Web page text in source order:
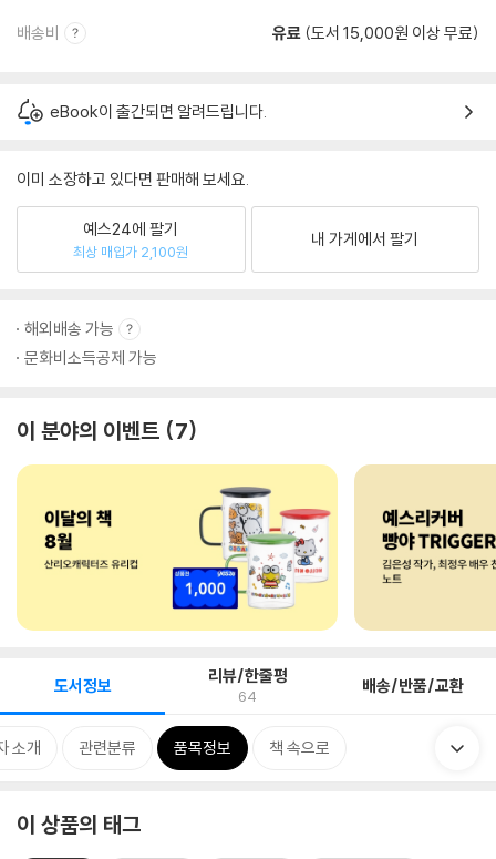
배송비 유료 (도서 15,000원 이상 무료)
eBook이 출간되면 알려드립니다.
이미 소장하고 있다면 판매해 보세요.
예스24에 팔기
최상 매입가 2,100원
내 가게에서 팔기
해외배송 가능
문화비소득공제 가능
이 분야의 이벤트 7
도서정보 리뷰/한줄평
64 배송/반품/교환
소개 관련분류 품목정보 책 속으로
이 상품의 태그